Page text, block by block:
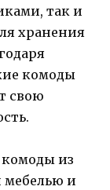
так и
хранения
комоды
свою
комоды из
мебелью и